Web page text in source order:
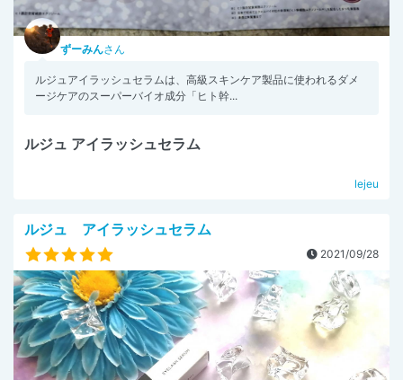
ずーみんさん
ルジュアイラッシュセラムは、高級スキンケア製品に使われるダメ
ージケアのスーパーバイオ成分「ヒト幹...
ルジュ アイラッシュセラム
lejeu
ルジュ アイラッシュセラム
2021/09/28